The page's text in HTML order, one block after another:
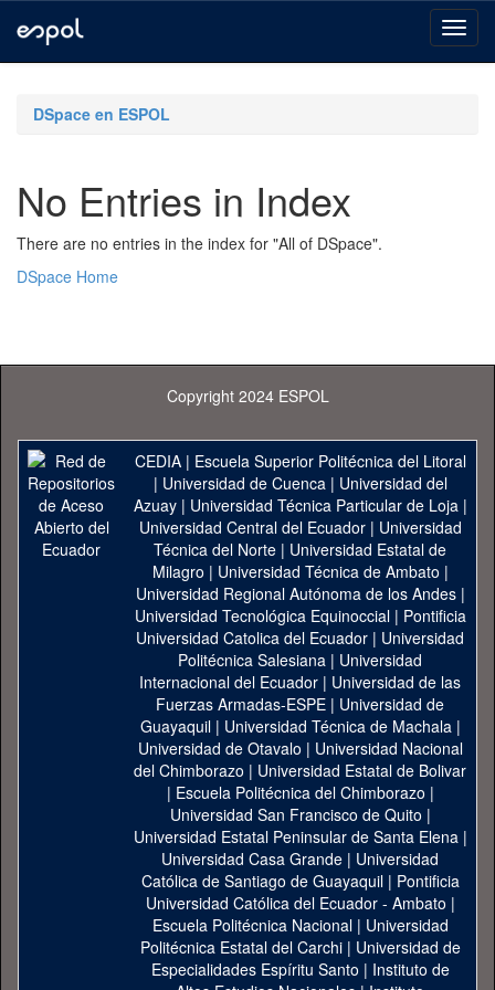
navigationDSpace en ESPOL
No Entries in Index
There are no entries in the index for "All of DSpace".
DSpace Home
Copyright 2024 ESPOL
CEDIA| Escuela Superior Politécnica del Litoral
| Universidad de Cuenca| Universidad del
Azuay| Universidad Técnica Particular de Loja|
Universidad Central del Ecuador| Universidad
Técnica del Norte | Universidad Estatal de
Milagro | Universidad Técnica de Ambato |
Universidad Regional Autónoma de los Andes|
Universidad Tecnológica Equinoccial| Pontificia
Universidad Catolica del Ecuador | Universidad
Politécnica Salesiana | Universidad
Internacional del Ecuador | Universidad de las
Fuerzas Armadas-ESPE | Universidad de
Guayaquil| Universidad Técnica de Machala|
Universidad de Otavalo | Universidad Nacional
del Chimborazo | Universidad Estatal de Bolivar
| Escuela Politécnica del Chimborazo |
Universidad San Francisco de Quito |
Universidad Estatal Peninsular de Santa Elena|
Universidad Casa Grande | Universidad
Católica de Santiago de Guayaquil| Pontificia
Universidad Católica del Ecuador - Ambato |
Escuela Politécnica Nacional| Universidad
Politécnica Estatal del Carchi| Universidad de
Especialidades Espíritu Santo | Instituto de